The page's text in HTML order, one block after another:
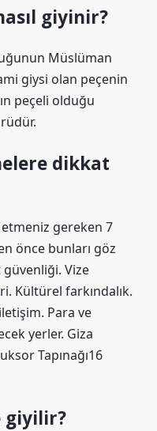
giyinir?
Müslüman
giysi olan peçenin
peçeli olduğu
dikkat
etmeniz gereken 7
önce bunları göz
Vize
Kültürel farkındalık.
Para ve
yerler. Giza
Tapınağı16
giyilir?